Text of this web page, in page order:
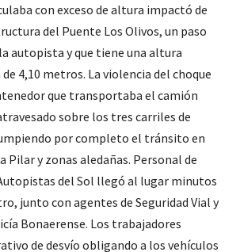
con exceso de altura impactó de
del Puente Los Olivos, un paso
autopista y que tiene una altura
4,10 metros. La violencia del choque
que transportaba el camión
sobre los tres carriles de
por completo el tránsito en
Pilar y zonas aledañas. Personal de
del Sol llegó al lugar minutos
junto con agentes de Seguridad Vial y
Bonaerense. Los trabajadores
de desvío obligando a los vehículos